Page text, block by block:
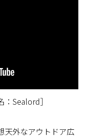
：Sealord］
天外なアウトドア広